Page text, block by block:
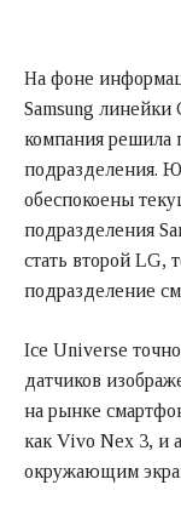
На фоне
Samsung линейки
компания решила
подразделения.
обеспокоены
подразделения
стать второй LG,
подразделение
Ice Universe
датчиков
на рынке
как Vivo Nex 3, и
окружающим